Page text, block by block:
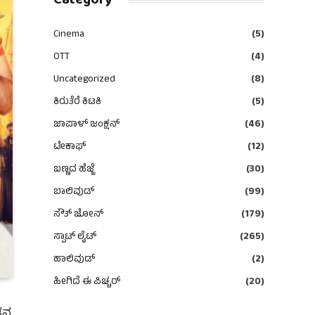
Cinema
(5)
OTT
(4)
Uncategorized
(8)
ಕಿರುತೆರೆ ಕಿಟಕಿ
(5)
ಜಾಪಾಳ್ ಜಂಕ್ಷನ್
(46)
ಟೇಕಾಫ್
(12)
ಬಣ್ಣದ ಹೆಜ್ಜೆ
(30)
ಬಾಲಿವುಡ್
(99)
ಸೌತ್ ಜೋನ್
(179)
ಸ್ಪಾಟ್ ಲೈಟ್
(265)
ಹಾಲಿವುಡ್
(2)
ಹೀಗಿದೆ ಈ ಪಿಚ್ಚರ್
(20)